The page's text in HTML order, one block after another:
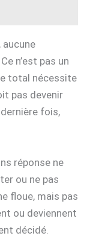
aucune
n’est pas un
total nécessite
pas devenir
fois,
réponse ne
ou ne pas
floue, mais pas
ou deviennent
décidé.